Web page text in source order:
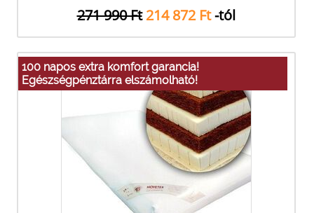
271 990 Ft 214 872 Ft-tól
100 napos extra komfort garancia!
Egészségpénztárra elszámolható!